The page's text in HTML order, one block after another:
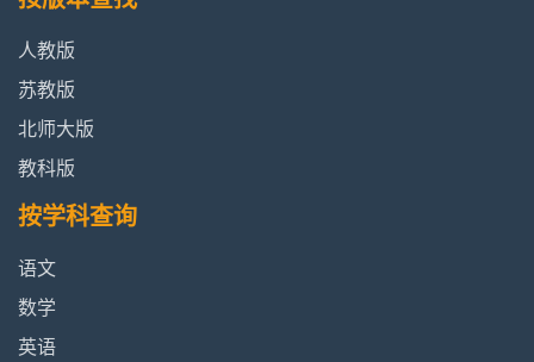
人教版
苏教版
北师大版
教科版
按学科查询
语文
数学
英语